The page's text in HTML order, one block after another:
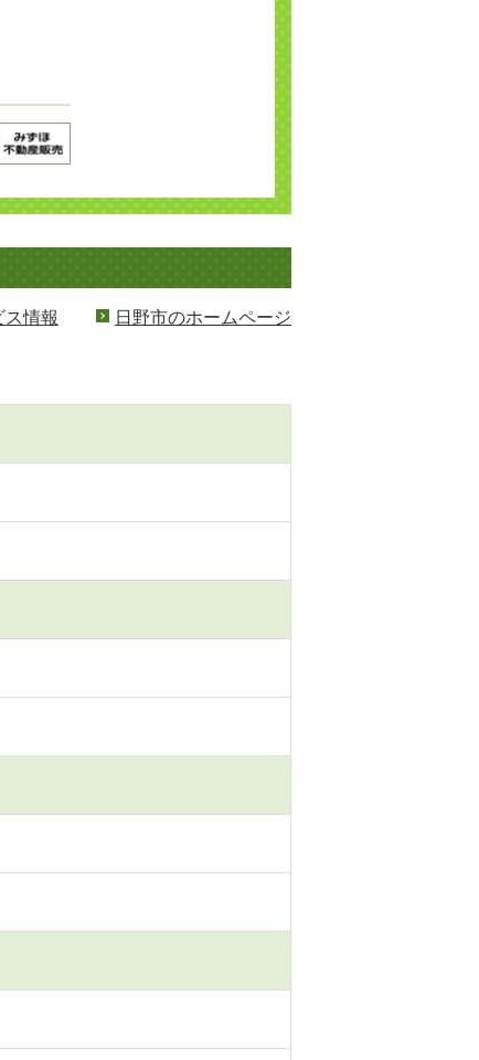
ス情報 日野市のホームページ